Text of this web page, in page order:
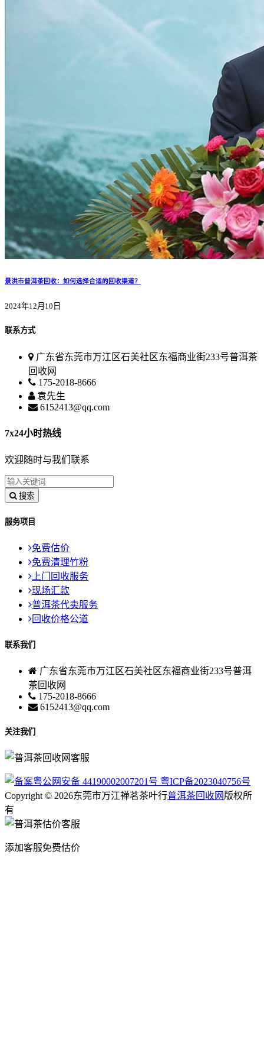
景洪市普洱茶回收：如何选择合适的回收渠道？
2024年12月10日
联系方式
广东省东莞市万江区石美社区东福商业街233号普洱茶
回收网
175-2018-8666
袁先生
6152413@qq.com
7x24小时热线
欢迎随时与我们联系
搜索
服务项目
免费估价
免费清理竹粉
上门回收服务
现场汇款
普洱茶代卖服务
回收价格公道
联系我们
广东省东莞市万江区石美社区东福商业街233号普洱
茶回收网
175-2018-8666
6152413@qq.com
关注我们
粤公网安备 44190002007201号 粤ICP备2023040756号
Copyright © 2026东莞市万江禅茗茶叶行普洱茶回收网 版权所
有
添加客服免费估价